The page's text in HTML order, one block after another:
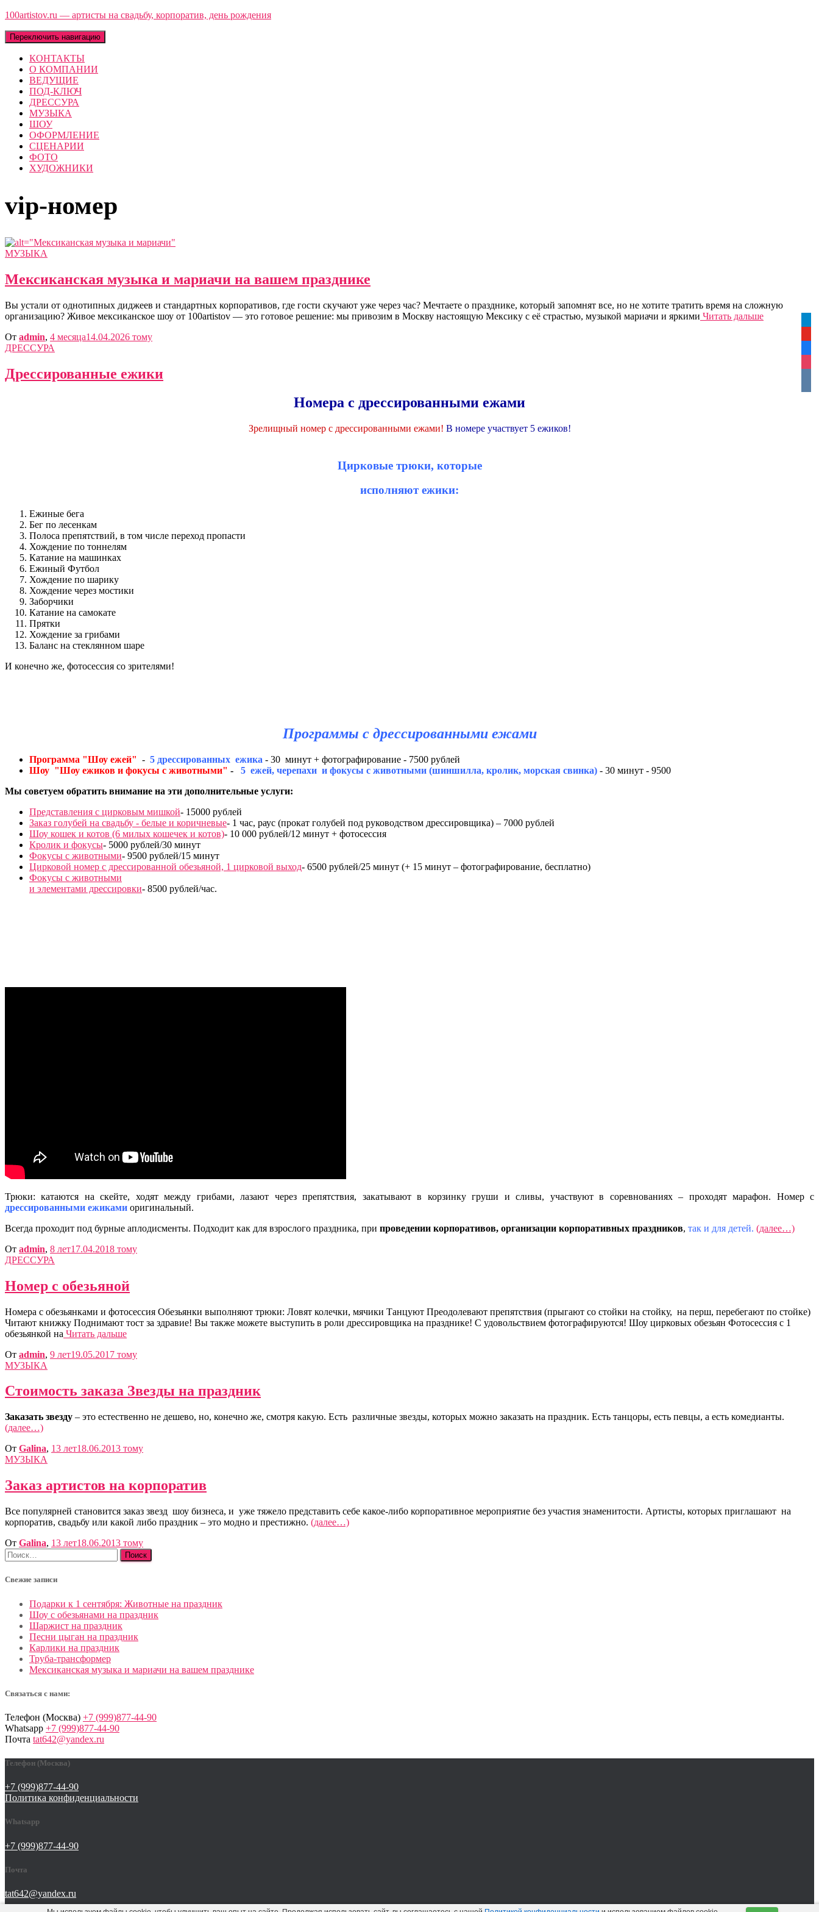
100artistov.ru — артисты на свадьбу, корпоратив, день рождения
Переключить навигацию
КОНТАКТЫ
О КОМПАНИИ
ВЕДУЩИЕ
ПОД-КЛЮЧ
ДРЕССУРА
МУЗЫКА
ШОУ
ОФОРМЛЕНИЕ
СЦЕНАРИИ
ФОТО
ХУДОЖНИКИ
vip-номер
МУЗЫКА
Мексиканская музыка и мариачи на вашем празднике
Вы устали от однотипных диджеев и стандартных корпоративов, где гости скучают уже через час? Мечтаете о празднике, который запомнят все, но не хотите тратить время на сложную
организацию? Живое мексиканское шоу от 100artistov — это готовое решение: мы привозим в Москву настоящую Мексику с её страстью, музыкой мариачи и яркими Читать дальше
От admin, 4 месяца14.04.2026 тому
ДРЕССУРА
Дрессированные ежики
Номера с дрессированными ежами
Зрелищный номер c дрессированными ежами! В номере участвует 5 ежиков!
Цирковые трюки, которые
исполняют ежики:
Ежиные бега
Бег по лесенкам
Полоса препятствий, в том числе переход пропасти
Хождение по тоннелям
Катание на машинках
Ежиный Футбол
Хождение по шарику
Хождение через мостики
Заборчики
Катание на самокате
Прятки
Хождение за грибами
Баланс на стеклянном шаре
И конечно же, фотосессия со зрителями!
Программы с дрессированными ежами
Программа "Шоу ежей" - 5 дрессированных ежика - 30 минут + фотографирование - 7500 рублей
Шоу "Шоу ежиков и фокусы с животными" - 5 ежей, черепахи и фокусы с животными (шиншилла, кролик, морская свинка) - 30 минут - 9500
Мы советуем обратить внимание на эти дополнительные услуги:
Представления с цирковым мишкой- 15000 рублей
Заказ голубей на свадьбу - белые и коричневые- 1 час, раус (прокат голубей под руководством дрессировщика) – 7000 рублей
Шоу кошек и котов (6 милых кошечек и котов)- 10 000 рублей/12 минут + фотосессия
Кролик и фокусы- 5000 рублей/30 минут
Фокусы с животными- 9500 рублей/15 минут
Цирковой номер с дрессированной обезьяной, 1 цирковой выход- 6500 рублей/25 минут (+ 15 минут – фотографирование, бесплатно)
Фокусы с животными
и элементами дрессировки- 8500 рублей/час.
Трюки: катаются на скейте, ходят между грибами, лазают через препятствия, закатывают в корзинку груши и сливы, участвуют в соревнованиях – проходят марафон. Номер с
дрессированными ежиками оригинальный.
Всегда проходит под бурные аплодисменты. Подходит как для взрослого праздника, при проведении корпоративов, организации корпоративных праздников, так и для детей. (далее…)
От admin, 8 лет17.04.2018 тому
ДРЕССУРА
Номер с обезьяной
Номера с обезьянками и фотосессия Обезьянки выполняют трюки: Ловят колечки, мячики Танцуют Преодолевают препятствия (прыгают со стойки на стойку, на перш, перебегают по стойке)
Читают книжку Поднимают тост за здравие! Вы также можете выступить в роли дрессировщика на празднике! С удовольствием фотографируются! Шоу цирковых обезьян Фотосессия с 1
обезьянкой на Читать дальше
От admin, 9 лет19.05.2017 тому
МУЗЫКА
Стоимость заказа Звезды на праздник
Заказать звезду – это естественно не дешево, но, конечно же, смотря какую. Есть различные звезды, которых можно заказать на праздник. Есть танцоры, есть певцы, а есть комедианты.
(далее…)
От Galina, 13 лет18.06.2013 тому
МУЗЫКА
Заказ артистов на корпоратив
Все популярней становится заказ звезд шоу бизнеса, и уже тяжело представить себе какое-либо корпоративное мероприятие без участия знаменитости. Артисты, которых приглашают на
корпоратив, свадьбу или какой либо праздник – это модно и престижно. (далее…)
От Galina, 13 лет18.06.2013 тому
Найти:
Свежие записи
Подарки к 1 сентября: Животные на праздник
Шоу с обезьянами на праздник
Шаржист на праздник
Песни цыган на праздник
Карлики на праздник
Труба-трансформер
Мексиканская музыка и мариачи на вашем празднике
Связаться с нами:
Телефон (Москва) +7 (999)877-44-90
Whatsapp +7 (999)877-44-90
Почта tat642@yandex.ru
Телефон (Москва)
+7 (999)877-44-90
Политика конфиденциальности
Whatsapp
+7 (999)877-44-90
Почта
tat642@yandex.ru